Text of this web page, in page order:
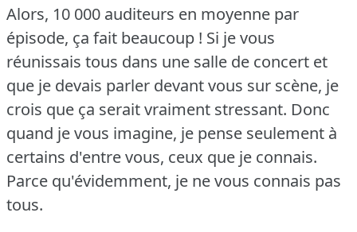
Alors, 10 000 auditeurs en moyenne par
épisode, ça fait beaucoup ! Si je vous
réunissais tous dans une salle de concert et
que je devais parler devant vous sur scène, je
crois que ça serait vraiment stressant. Donc
quand je vous imagine, je pense seulement à
certains d'entre vous, ceux que je connais.
Parce qu'évidemment, je ne vous connais pas
tous.